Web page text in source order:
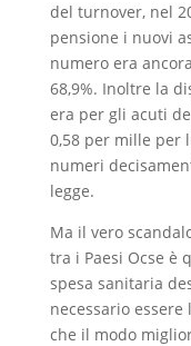
del turnover, nel
pensione i nuovi
numero era
68,9%. Inoltre la
era per gli acuti
0,58 per mille per
numeri
legge.
Ma il vero
tra i Paesi Ocse è
spesa sanitaria
necessario
che il modo